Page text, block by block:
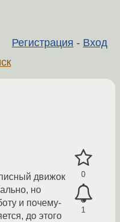
Регистрация - Вход
0
1
движок
но
и почему-
до этого